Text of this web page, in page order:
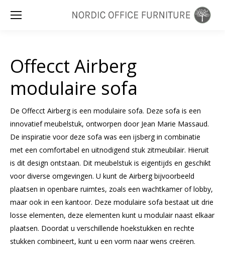
Offecct Airberg
modulaire sofa
De Offecct Airberg is een modulaire sofa. Deze sofa is een
innovatief meubelstuk, ontworpen door Jean Marie Massaud.
De inspiratie voor deze sofa was een ijsberg in combinatie
met een comfortabel en uitnodigend stuk zitmeubilair. Hieruit
is dit design ontstaan. Dit meubelstuk is eigentijds en geschikt
voor diverse omgevingen. U kunt de Airberg bijvoorbeeld
plaatsen in openbare ruimtes, zoals een wachtkamer of lobby,
maar ook in een kantoor. Deze modulaire sofa bestaat uit drie
losse elementen, deze elementen kunt u modulair naast elkaar
plaatsen. Doordat u verschillende hoekstukken en rechte
stukken combineert, kunt u een vorm naar wens creëren.